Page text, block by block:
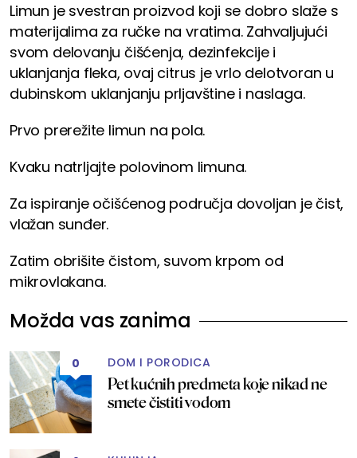
Limun je svestran proizvod koji se dobro slaže s
materijalima za ručke na vratima. Zahvaljujući
svom delovanju čišćenja, dezinfekcije i
uklanjanja fleka, ovaj citrus je vrlo delotvoran u
dubinskom uklanjanju prljavštine i naslaga.
Prvo prerežite limun na pola.
Kvaku natrljajte polovinom limuna.
Za ispiranje očišćenog područja dovoljan je čist,
vlažan sunđer.
Zatim obrišite čistom, suvom krpom od
mikrovlakana.
Možda vas zanima
0 DOM I PORODICA
Pet kućnih predmeta koje nikad ne
smete čistiti vodom